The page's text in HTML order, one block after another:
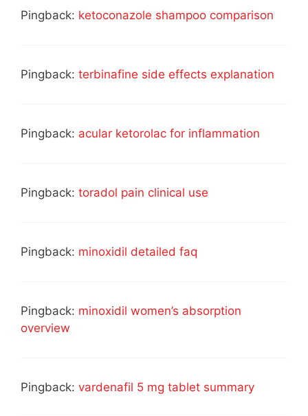
Pingback: ketoconazole shampoo comparison
Pingback: terbinafine side effects explanation
Pingback: acular ketorolac for inflammation
Pingback: toradol pain clinical use
Pingback: minoxidil detailed faq
Pingback: minoxidil women’s absorption
overview
Pingback: vardenafil 5 mg tablet summary